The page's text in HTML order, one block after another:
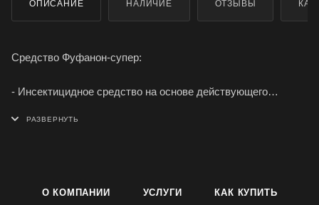
ОПИСАНИЕ НАЛИЧИЕ ОТЗЫВЫ
Средство Фуфанон-супер:
- Инсектицидное средство на основе действующего
- Предназначен для уничтожения постельных клопов,
О КОМПАНИИ УСЛУГИ КАК КУПИТЬ